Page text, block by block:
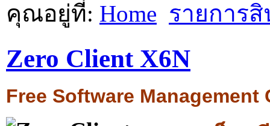
คุณอยู่ที่: Home รายการ
Zero Client X6N
Free Software Management